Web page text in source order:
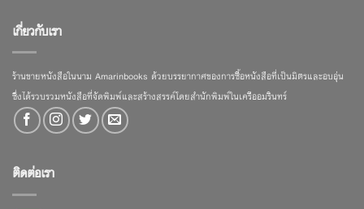
เกี่ยวกับเรา
ร้านขายหนังสือในนาม Amarinbooks ด้วยบรรยากาศของการซื้อหนังสือที่เป็นมิตรและอบอุ่น
ซึ่งได้รวบรวมหนังสือที่จัดพิมพ์และสร้างสรรค์โดยสำนักพิมพ์ในเครืออมรินทร์
ติดต่อเรา